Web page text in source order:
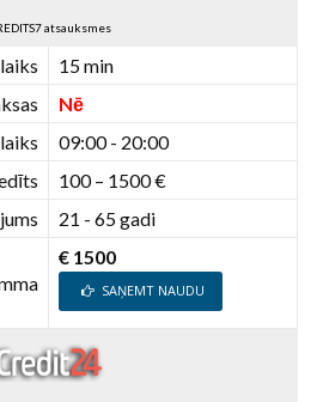
atsauksmes
15 min
Nē
09:00 - 20:00
100 – 1500 €
21 - 65 gadi
€ 1500
SAŅEMT NAUDU